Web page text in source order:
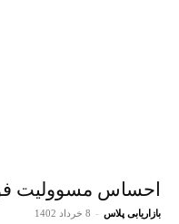
احساس مسوولیت
بازاریابی پلاس - 8 خرداد 1402